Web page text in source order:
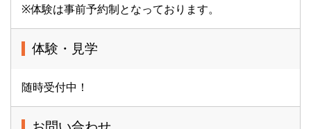
※体験は事前予約制となっております。
体験・見学
随時受付中！